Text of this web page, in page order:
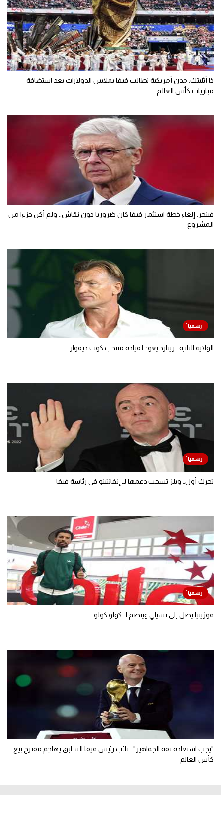
ذا أثليتك: مدن أمريكية تطالب فيفا بملايين الدولارات بعد استضافة
مباريات كأس العالم
فينجر: إلغاء خطة استثمار فيفا كان ضروريا دون نقاش.. ولم أكن جزءا من
المشروع
الولاية الثانية.. رينارد يعود لقيادة منتخب كوت ديفوار
تحرك أول.. ويلز تسحب دعمها لـ إنفانتينو في رئاسة فيفا
فوزينيا يصل إلى تشيلي وينضم لـ كولو كولو
"يجب استعادة ثقة الجماهير".. نائب رئيس فيفا السابق يهاجم مقترح بيع
كأس العالم